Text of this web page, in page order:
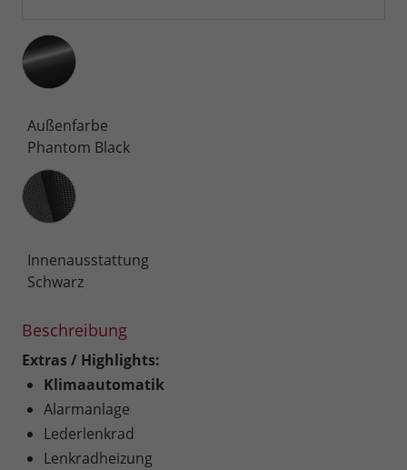
Außenfarbe
Phantom Black
Innenausstattung
Innenausstattung
Schwarz
Beschreibung
Extras / Highlights:
Klimaautomatik
Alarmanlage
Lederlenkrad
Lenkradheizung